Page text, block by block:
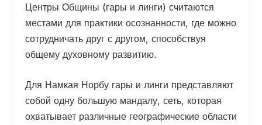
Центры Общины (гары и линги) считаются
местами для практики осознанности, где можно
сотрудничать друг с другом, способствуя
общему духовному развитию.
Для Намкая Норбу гары и линги представляют
собой одну большую мандалу, сеть, которая
охватывает различные географические области